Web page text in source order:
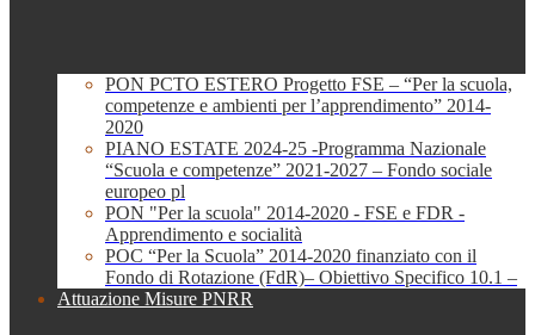
PON PCTO ESTERO Progetto FSE – “Per la scuola,
competenze e ambienti per l’apprendimento” 2014-
2020
PIANO ESTATE 2024-25 -Programma Nazionale
“Scuola e competenze” 2021-2027 – Fondo sociale
europeo pl
PON "Per la scuola" 2014-2020 - FSE e FDR -
Apprendimento e socialità
POC “Per la Scuola” 2014-2020 finanziato con il
Fondo di Rotazione (FdR)– Obiettivo Specifico 10.1 –
Attuazione Misure PNRR